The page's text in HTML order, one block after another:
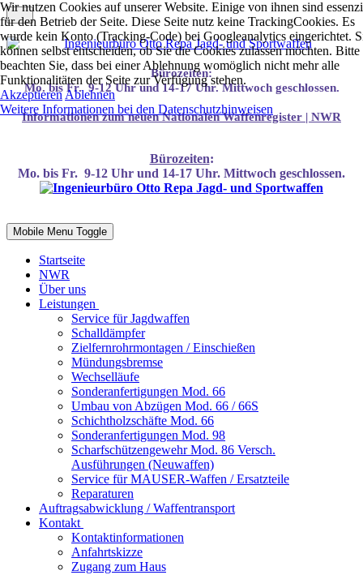
Bürozeiten:
Mo. bis Fr. 9-12 Uhr und 14-17 Uhr. Mittwoch geschlossen.
Informationenzum neuen Nationalen Waffenregister | NWR
Bürozeiten:
Mo. bis Fr. 9-12 Uhr und 14-17 Uhr. Mittwoch geschlossen.
Mobile Menu Toggle
Startseite
NWR
Über uns
Leistungen
Service für Jagdwaffen
Schalldämpfer
Zielfernrohrmontagen / Einschießen
Mündungsbremse
Wechselläufe
Sonderanfertigungen Mod. 66
Umbau von Abzügen Mod. 66 / 66S
Schichtholzschäfte Mod. 66
Sonderanfertigungen Mod. 98
Scharfschützengewehr Mod. 86 Versch.
Ausführungen (Neuwaffen)
Service für MAUSER-Waffen / Ersatzteile
Reparaturen
Auftragsabwicklung / Waffentransport
Kontakt
Kontaktinformationen
Anfahrtskizze
Zugang zum Haus
Wir nutzen Cookies auf unserer Website. Einige von ihnen sind
für den Betrieb der Seite. Diese Seite nutz keine TrackingCookies. Es
wurde kein Konto (Tracking-Code) bei Googleanalytics eingerichtet.
können selbst entscheiden, ob Sie die Cookies zulassen möchten. Bitte
beachten Sie, dass bei einer Ablehnung womöglich nicht mehr alle
Funktionalitäten der Seite zur Verfügung stehen.
Akzeptieren Ablehnen
Weitere Informationen bei den Datenschutzhinweisen